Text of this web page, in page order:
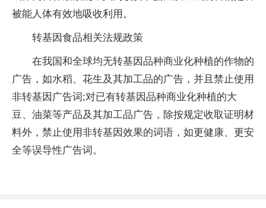
被能人体有效地吸收利用。
转基因食品相关法规政策
在我国和全球均无转基因品种商业化种植的作物的
广告，如水稻、花生及其加工品的广告，并且禁止使用
非转基因广告词;对已有转基因品种商业化种植的大
豆、油菜等产品及其加工品广告，除按规定收取证明材
料外，禁止使用非转基因效果的词语，如更健康、更安
全等误导性广告词。